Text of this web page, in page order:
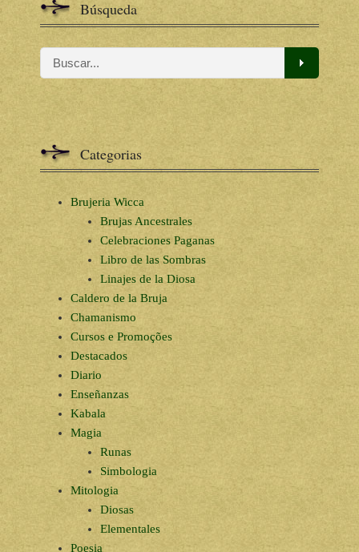
Búsqueda
Categorias
Brujeria Wicca
Brujas Ancestrales
Celebraciones Paganas
Libro de las Sombras
Linajes de la Diosa
Caldero de la Bruja
Chamanismo
Cursos e Promoções
Destacados
Diario
Enseñanzas
Kabala
Magia
Runas
Simbologia
Mitologia
Diosas
Elementales
Poesia